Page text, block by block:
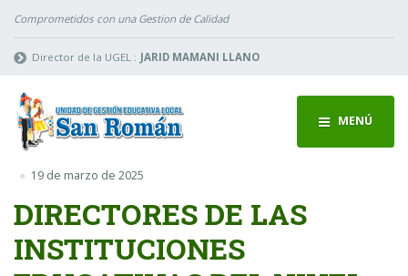
Comprometidos con una Gestion de Calidad
Director de la UGEL : JARID MAMANI LLANO
MENÚ
19 de marzo de 2025
DIRECTORES DE LAS
INSTITUCIONES